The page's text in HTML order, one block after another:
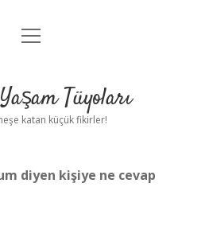
Anasayfa
Uyarı
menüyü
Tüyoları
katan küçük fikirler!
diyen kişiye ne cevap